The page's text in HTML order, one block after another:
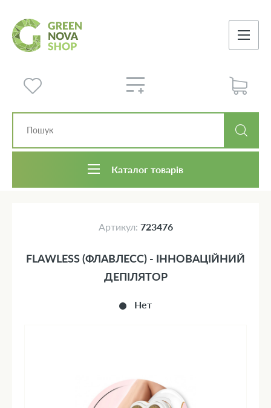
Каталог товарів
Артикул: 723476
Нет
FLAWLESS (ФЛАВЛЕСС) - ІННОВАЦІЙНИЙ
ДЕПІЛЯТОР